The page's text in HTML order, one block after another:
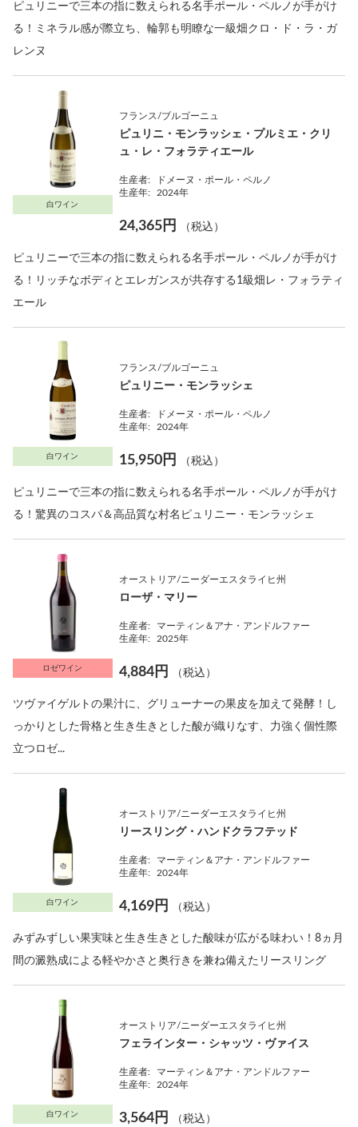
ピュリニーで三本の指に数えられる名手ポール・ペルノが手がけ
る！ミネラル感が際立ち、輪郭も明瞭な一級畑クロ・ド・ラ・ガ
レンヌ
白ワイン
フランス/ブルゴーニュ
ピュリニ・モンラッシェ・プルミエ・クリ
ュ・レ・フォラティエール
生産者:
ドメーヌ・ポール・ペルノ
生産年:
2024年
24,365円 （税込）
ピュリニーで三本の指に数えられる名手ポール・ペルノが手がけ
る！リッチなボディとエレガンスが共存する1級畑レ・フォラティ
エール
白ワイン
フランス/ブルゴーニュ
ピュリニー・モンラッシェ
生産者:
ドメーヌ・ポール・ペルノ
生産年:
2024年
15,950円 （税込）
ピュリニーで三本の指に数えられる名手ポール・ペルノが手がけ
る！驚異のコスパ＆高品質な村名ピュリニー・モンラッシェ
ロゼワイン
オーストリア/ニーダーエスタライヒ州
ローザ・マリー
生産者:
マーティン＆アナ・アンドルファー
生産年:
2025年
4,884円 （税込）
ツヴァイゲルトの果汁に、グリューナーの果皮を加えて発酵！し
っかりとした骨格と生き生きとした酸が織りなす、力強く個性際
立つロゼ...
白ワイン
オーストリア/ニーダーエスタライヒ州
リースリング・ハンドクラフテッド
生産者:
マーティン＆アナ・アンドルファー
生産年:
2024年
4,169円 （税込）
みずみずしい果実味と生き生きとした酸味が広がる味わい！8ヵ月
間の澱熟成による軽やかさと奥行きを兼ね備えたリースリング
白ワイン
オーストリア/ニーダーエスタライヒ州
フェラインター・シャッツ・ヴァイス
生産者:
マーティン＆アナ・アンドルファー
生産年:
2024年
3,564円 （税込）